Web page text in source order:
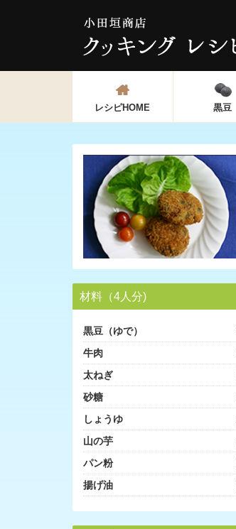
レシピHOME 黒豆
材料（4人分)
黒豆（ゆで）
牛肉
太ねぎ
砂糖
しょうゆ
山の芋
パン粉
揚げ油